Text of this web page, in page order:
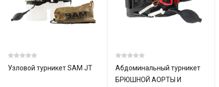
Узловой турникет SAM JT
Абдоминальный турникет
БРЮШНОЙ АОРТЫ И